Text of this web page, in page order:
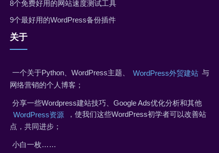
8个免费好用的网站速度测试工具
9个最好用的WordPress备份插件
关于
一个关于Python、WordPress主题、 WordPress外贸建站 与
网络营销的个人博客；
分享一些Wordpress建站技巧、Google Ads优化分析和其他
WordPress资源
，使我们这些WordPress初学者可以改善站
点，共同进步；
小白一枚……